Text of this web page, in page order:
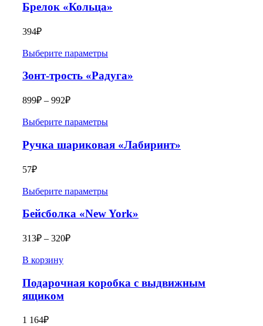
Брелок «Кольца»
394₽
Выберите параметры
Зонт-трость «Радуга»
899₽ – 992₽
Выберите параметры
Ручка шариковая «Лабиринт»
57₽
Выберите параметры
Бейсболка «New York»
313₽ – 320₽
В корзину
Подарочная коробка с выдвижным
ящиком
1 164₽